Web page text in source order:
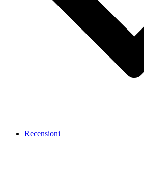
Recensioni